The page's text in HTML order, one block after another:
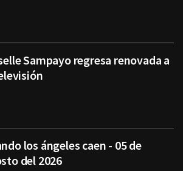
Sampayo regresa renovada a
los ángeles caen - 05 de
del 2026